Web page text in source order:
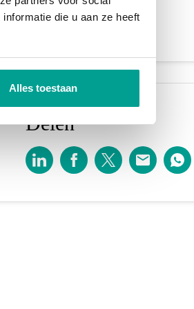
die u aan ze heeft
Alles toestaan
rody@vdpanne.nl
Delen